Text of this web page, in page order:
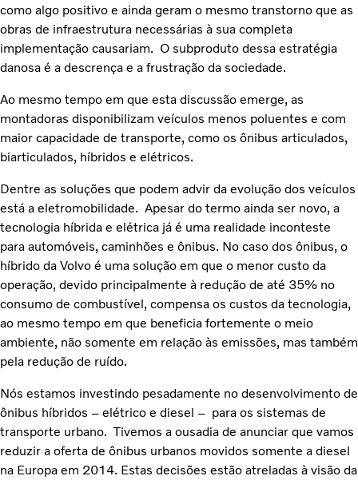
como algo positivo e ainda geram o mesmo transtorno que as
obras de infraestrutura necessárias à sua completa
implementação causariam. O subproduto dessa estratégia
danosa é a descrença e a frustração da sociedade.
Ao mesmo tempo em que esta discussão emerge, as
montadoras disponibilizam veículos menos poluentes e com
maior capacidade de transporte, como os ônibus articulados,
biarticulados, híbridos e elétricos.
Dentre as soluções que podem advir da evolução dos veículos
está a eletromobilidade. Apesar do termo ainda ser novo, a
tecnologia híbrida e elétrica já é uma realidade inconteste
para automóveis, caminhões e ônibus. No caso dos ônibus, o
híbrido da Volvo é uma solução em que o menor custo da
operação, devido principalmente à redução de até 35% no
consumo de combustível, compensa os custos da tecnologia,
ao mesmo tempo em que beneficia fortemente o meio
ambiente, não somente em relação às emissões, mas também
pela redução de ruído.
Nós estamos investindo pesadamente no desenvolvimento de
ônibus híbridos – elétrico e diesel – para os sistemas de
transporte urbano. Tivemos a ousadia de anunciar que vamos
reduzir a oferta de ônibus urbanos movidos somente a diesel
na Europa em 2014. Estas decisões estão atreladas à visão da